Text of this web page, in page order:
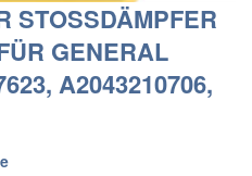
STOSSDÄMPFER
GENERAL
A2043210706,